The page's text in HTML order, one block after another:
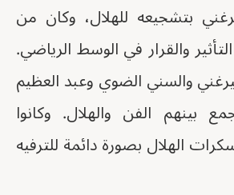
بتشجيعه للهلال، وكان من
والقرار في الوسط الرياضي.
والسني الضوي وعبد العظيم
بينهم الفن والهلال. وكانوا
الهلال بصورة دائمة للترفيه